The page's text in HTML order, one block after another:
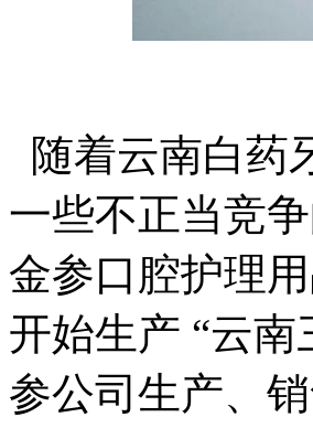
随着云南白药
一些不正当竞争
金参口腔护理
开始生产 “云
参公司生产、